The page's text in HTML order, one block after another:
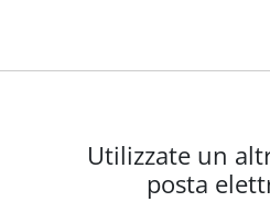
Utilizzate un
posta